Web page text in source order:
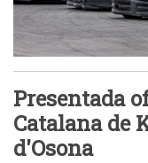
Presentada
Catalana de
d'Osona